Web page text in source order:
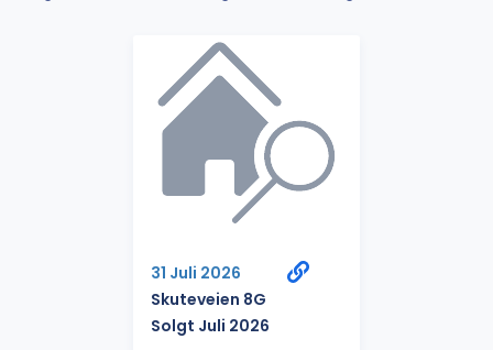
31 Juli 2026
Skuteveien 8G
Solgt Juli 2026